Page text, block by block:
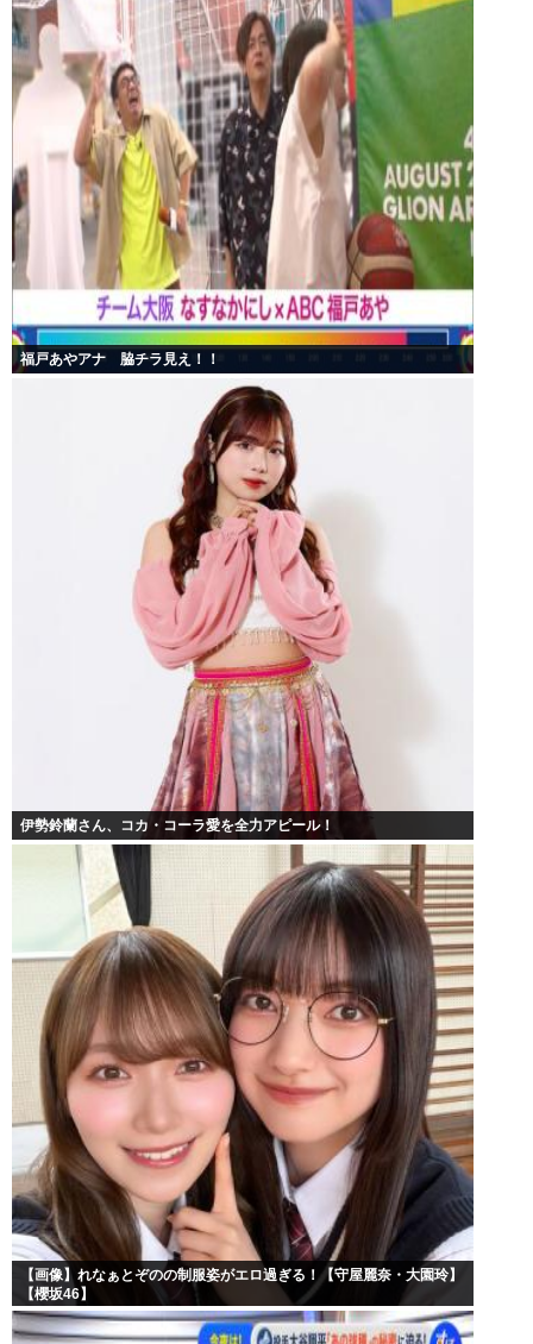
福戸あやアナ 脇チラ見え！！
伊勢鈴蘭さん、コカ・コーラ愛を全力アピール！
【画像】れなぁとぞのの制服姿がエロ過ぎる！【守屋麗奈・大園玲】
【櫻坂46】